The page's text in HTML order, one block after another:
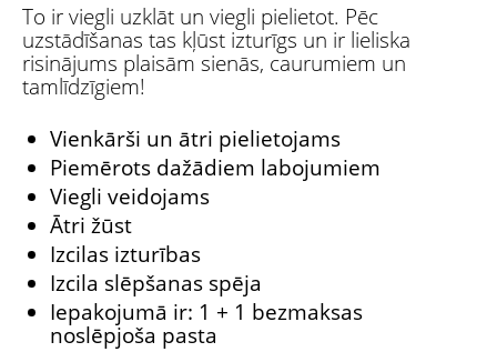
To ir viegli uzklāt un viegli pielietot. Pēc
uzstādīšanas tas kļūst izturīgs un ir lieliska
risinājums plaisām sienās, caurumiem un
tamlīdzīgiem!
Vienkārši un ātri pielietojams
Piemērots dažādiem labojumiem
Viegli veidojams
Ātri žūst
Izcilas izturības
Izcila slēpšanas spēja
Iepakojumā ir: 1 + 1 bezmaksas
noslēpjoša pasta